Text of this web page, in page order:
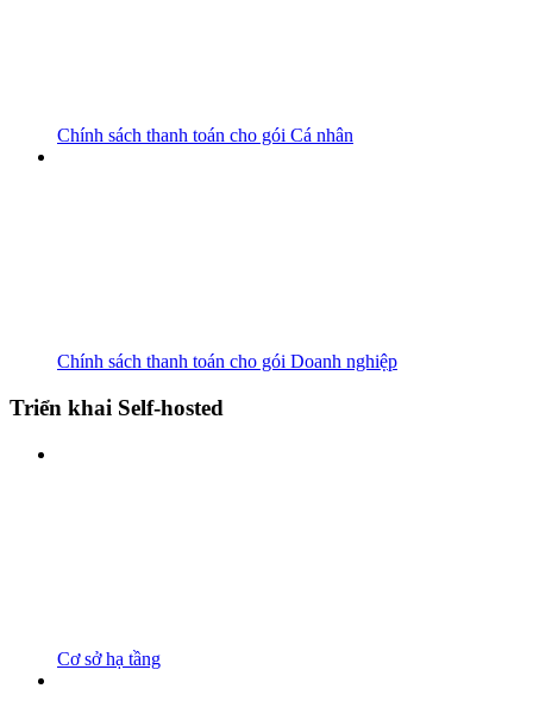
Chính sách thanh toán cho gói Cá nhân
Chính sách thanh toán cho gói Doanh nghiệp
Triển khai Self-hosted
Cơ sở hạ tầng